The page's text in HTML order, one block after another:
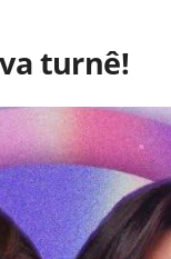
turnê!